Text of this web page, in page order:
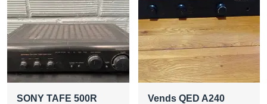
SONY TAFE 500R
Vends QED A240